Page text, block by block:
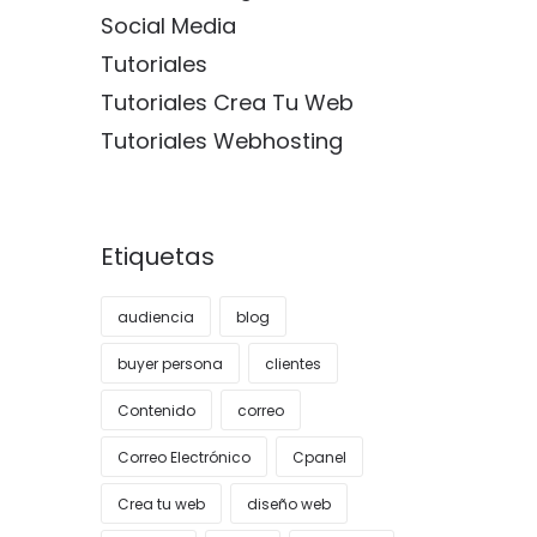
Social Media
Tutoriales
Tutoriales Crea Tu Web
Tutoriales Webhosting
Etiquetas
audiencia blog
buyer persona clientes
Contenido correo
Correo Electrónico Cpanel
Crea tu web diseño web